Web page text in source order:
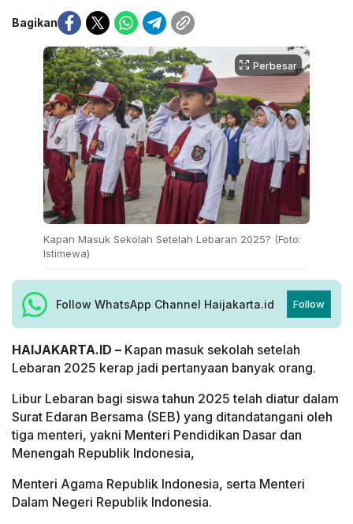
Bagikan
Perbesar
Kapan Masuk Sekolah Setelah Lebaran 2025? (Foto:
Istimewa)
Follow WhatsApp Channel Haijakarta.id Follow
HAIJAKARTA.ID – Kapan masuk sekolah setelah
Lebaran 2025 kerap jadi pertanyaan banyak orang.
Libur Lebaran bagi siswa tahun 2025 telah diatur dalam
Surat Edaran Bersama (SEB) yang ditandatangani oleh
tiga menteri, yakni Menteri Pendidikan Dasar dan
Menengah Republik Indonesia,
Menteri Agama Republik Indonesia, serta Menteri
Dalam Negeri Republik Indonesia.